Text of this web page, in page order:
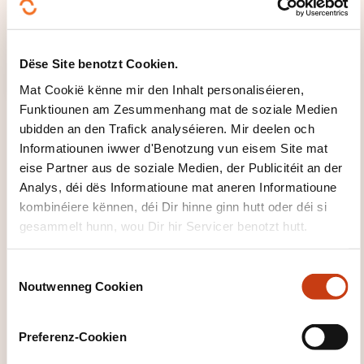
Dëse Site benotzt Cookien.
Mat Cookië kënne mir den Inhalt personaliséieren,
Funktiounen am Zesummenhang mat de soziale Medien
ubidden an den Trafick analyséieren. Mir deelen och
Informatiounen iwwer d'Benotzung vun eisem Site mat
eise Partner aus de soziale Medien, der Publicitéit an der
Analys, déi dës Informatioune mat aneren Informatioune
kombinéiere kënnen, déi Dir hinne ginn hutt oder déi si
gesammelt hunn, wou Dir hir Servicer benotzt hutt.
Noutwenneg Cookien
Preferenz-Cookien
FORMATIOUNSDOMAINER
Perséinlech a berufflech Entwécklung